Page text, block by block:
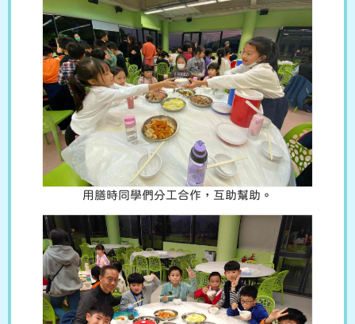
用膳時同學們分工合作，互助幫助。